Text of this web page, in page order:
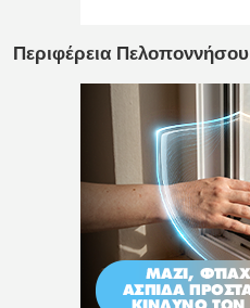
Περιφέρεια Πελοποννήσου